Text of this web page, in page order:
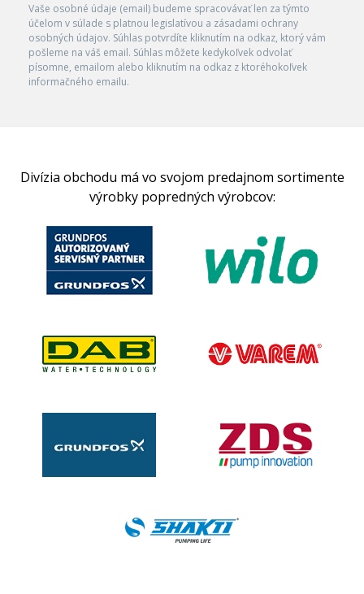
Vaše osobné údaje (email) budeme spracovávať len za týmto
účelom v súlade s platnou legislatívou a zásadami ochrany
osobných údajov. Súhlas potvrdíte kliknutím na odkaz, ktorý vám
pošleme na váš email. Súhlas môžete kedykoľvek odvolať
písomne, emailom alebo kliknutím na odkaz z ktoréhokoľvek
informačného emailu.
Divízia obchodu má vo svojom predajnom sortimente
výrobky popredných výrobcov: